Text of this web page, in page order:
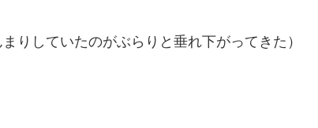
りしていたのがぶらりと垂れ下がってきた）